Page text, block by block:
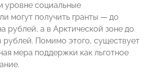
уровне социальные
могут получить гранты — до
рублей, а в Арктической зоне до
рублей. Помимо этого, существует
мера поддержки как льготное